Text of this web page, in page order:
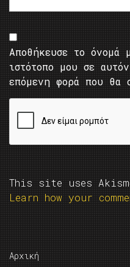
Αποθήκευσε το
ιστότοπο μου σε
επόμενη φορά που θα
This site uses
Learn how your
Αρχική